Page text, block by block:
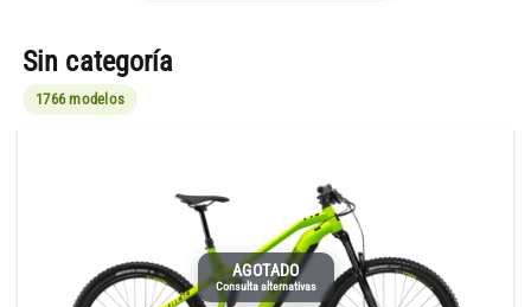
Sin categoría
1766 modelos
AGOTADO
Consulta alternativas